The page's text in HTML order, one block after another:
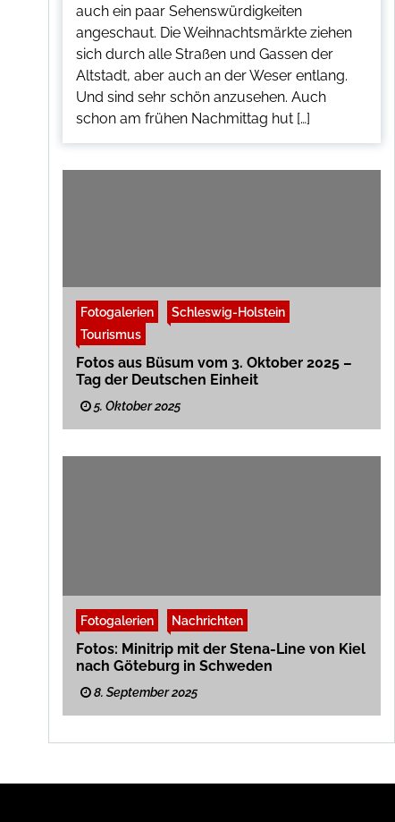
auch ein paar Sehenswürdigkeiten
angeschaut. Die Weihnachtsmärkte ziehen
sich durch alle Straßen und Gassen der
Altstadt, aber auch an der Weser entlang.
Und sind sehr schön anzusehen. Auch
schon am frühen Nachmittag hut […]
Fotogalerien
Schleswig-Holstein
Tourismus
Fotos aus Büsum vom 3. Oktober 2025 –
Tag der Deutschen Einheit
5. Oktober 2025
Fotogalerien Nachrichten
Fotos: Minitrip mit der Stena-Line von Kiel
nach Göteburg in Schweden
8. September 2025